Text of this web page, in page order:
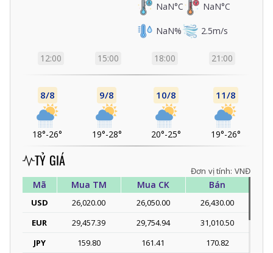
NaN°C NaN°C
NaN% 2.5m/s
12:00 15:00 18:00 21:00
8/8
18°-26°
9/8
19°-28°
10/8
20°-25°
11/8
19°-26°
TỶ GIÁ
Đơn vị tính: VNĐ
Mã Mua TM Mua CK Bán
USD 26,020.00 26,050.00
26,430.00
EUR
29,457.39 29,754.94
31,010.50
JPY
159.80 161.41
170.82